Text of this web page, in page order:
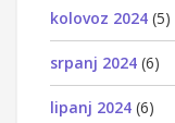
kolovoz 2024 (5)
srpanj 2024 (6)
lipanj 2024 (6)